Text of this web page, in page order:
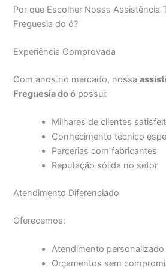
Por que Escolher Nossa Assistência
Freguesia do ó?
Experiência Comprovada
Com anos no mercado, nossa
Freguesia do ó possui:
Milhares de clientes
Conhecimento técnico
Parcerias com fabricantes
Reputação sólida no setor
Atendimento Diferenciado
Oferecemos:
Atendimento personalizado
Orçamentos sem